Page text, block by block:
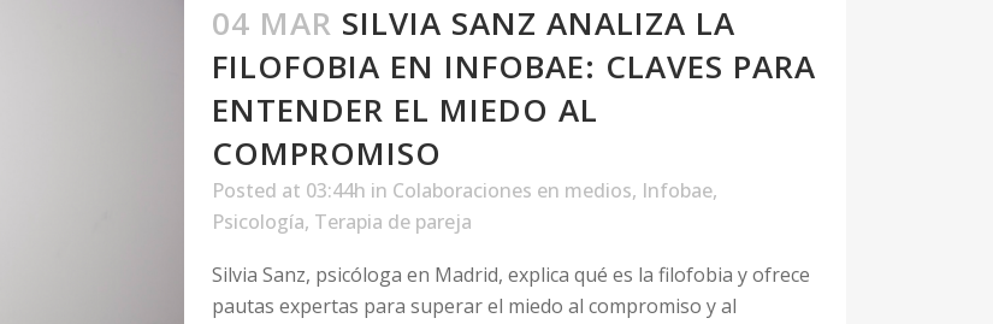
04 MAR SILVIA SANZ ANALIZA LA
FILOFOBIA EN INFOBAE: CLAVES PARA
ENTENDER EL MIEDO AL
COMPROMISO
Posted at 03:44h in Colaboraciones en medios, Infobae,
Psicología, Terapia de pareja
Silvia Sanz, psicóloga en Madrid, explica qué es la filofobia y ofrece
pautas expertas para superar el miedo al compromiso y al